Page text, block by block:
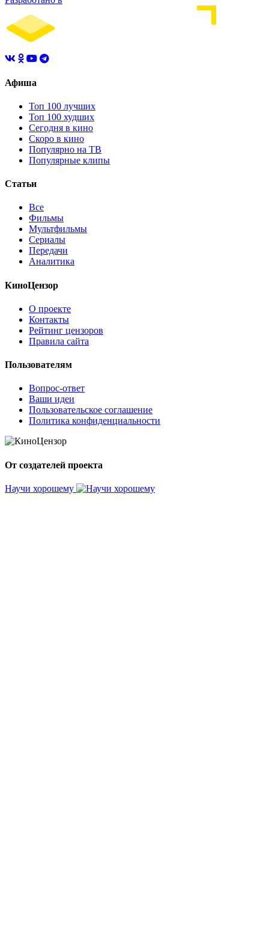
Афиша
Топ 100 лучших
Топ 100 худших
Сегодня в кино
Скоро в кино
Популярно на ТВ
Популярные клипы
Статьи
Все
Фильмы
Мультфильмы
Сериалы
Передачи
Аналитика
КиноЦензор
О проекте
Контакты
Рейтинг цензоров
Правила сайта
Пользователям
Вопрос-ответ
Ваши идеи
Пользовательское соглашение
Политика конфиденциальности
От создателей проекта
Научи хорошему